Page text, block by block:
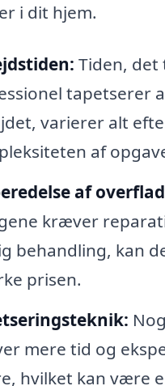
i dit hjem.
Tiden, det
tapetserer
varierer alt
af
af
kræver
behandling, kan
prisen.
mere tid og
hvilket kan være